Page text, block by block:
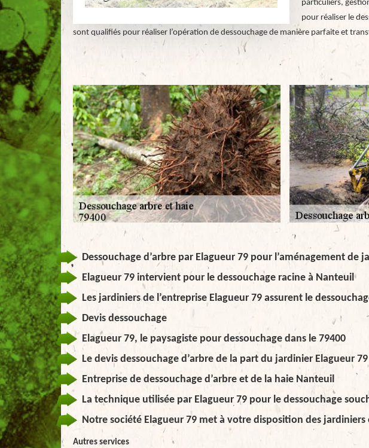
particuliers,
pour réaliser le
sont qualifiés pour réaliser l’opération de dessouchage de manière parfaite et
Dessouchage d’arbre par Elagueur 79 pour l’aménagement de
Elagueur 79 intervient pour le dessouchage racine à Nanteuil
Les jardiniers de l’entreprise Elagueur 79 assurent le
Devis dessouchage
Elagueur 79, le paysagiste pour dessouchage dans le 79400
Le devis dessouchage d’arbre de la part du jardinier Elagueur 79
Entreprise de dessouchage d’arbre et de la haie Nanteuil
La technique utilisée par Elagueur 79 pour le dessouchage
Notre société Elagueur 79 met à votre disposition des jardiniers
Autres services